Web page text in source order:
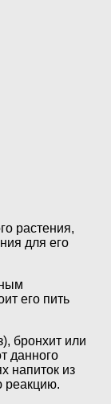
растения,
для его
его пить
бронхит или
данного
напиток из
реакцию.